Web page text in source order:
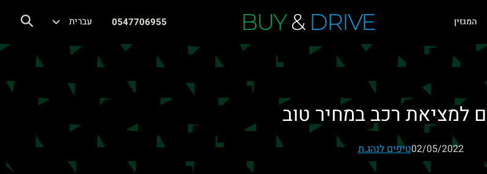
המגזין BUY & DRIVE
0547706955 עברית
02/05/2022טיפים לנהג.ת